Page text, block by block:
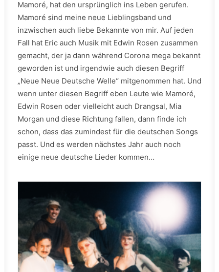
Mamoré, hat den ursprünglich ins Leben gerufen.
Mamoré sind meine neue Lieblingsband und
inzwischen auch liebe Bekannte von mir. Auf jeden
Fall hat Eric auch Musik mit Edwin Rosen zusammen
gemacht, der ja dann während Corona mega bekannt
geworden ist und irgendwie auch diesen Begriff
„Neue Neue Deutsche Welle“ mitgenommen hat. Und
wenn unter diesen Begriff eben Leute wie Mamoré,
Edwin Rosen oder vielleicht auch Drangsal, Mia
Morgan und diese Richtung fallen, dann finde ich
schon, dass das zumindest für die deutschen Songs
passt. Und es werden nächstes Jahr auch noch
einige neue deutsche Lieder kommen…